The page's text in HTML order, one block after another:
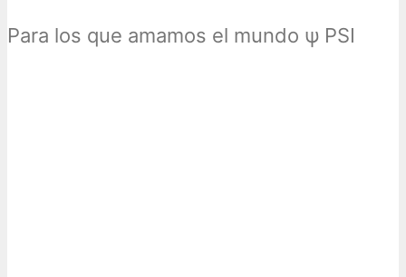
Para los que amamos el mundo ψ PSI